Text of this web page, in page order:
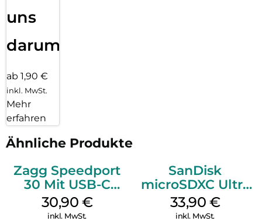
uns
darum!
ab 1,90 €
inkl. MwSt.
Mehr
erfahren
Ähnliche Produkte
Zagg Speedport
30 Mit USB-C
Kabel Weiß
30,90 €
inkl. MwSt.
SanDisk
microSDXC Ultra
128 GB + Adapter
Mobile
33,90 €
inkl. MwSt.